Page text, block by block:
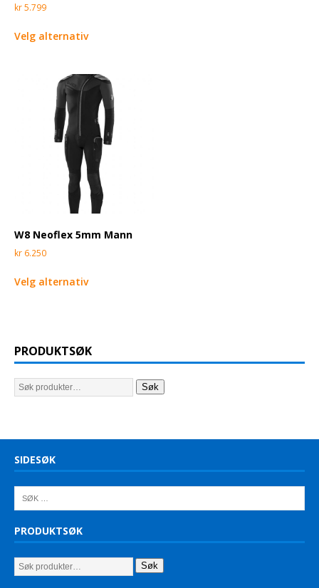
kr5.799
Velg alternativ
W8 Neoflex 5mm Mann
kr 6.250
Velg alternativ
PRODUKTSØK
Søk
SIDESØK
PRODUKTSØK
Søk